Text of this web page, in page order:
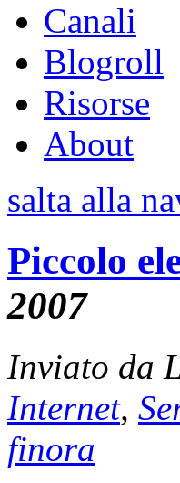
Canali
Blogroll
Risorse
About
salta alla
Piccolo
2007
Inviato da
Internet,
finora